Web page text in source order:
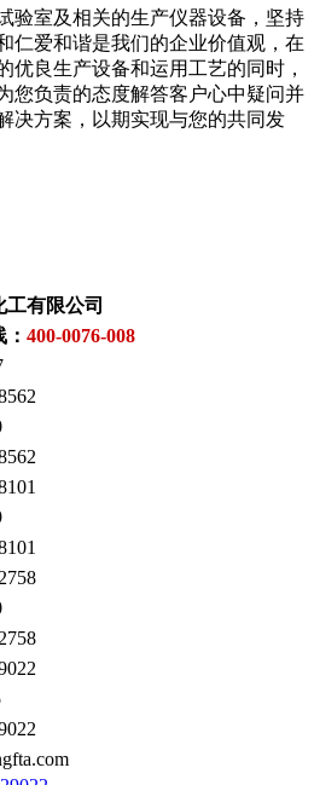
验室及相关的生产仪器设备，坚持
仁爱和谐是我们的企业价值观，在
优良生产设备和运用工艺的同时，
您负责的态度解答客户心中疑问并
决方案，以期实现与您的共同发
有限公司
400-0076-008